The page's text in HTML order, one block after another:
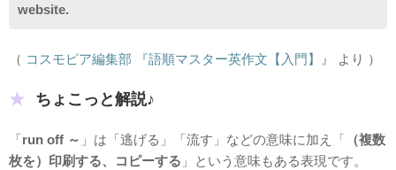
website.
（ コスモピア編集部 『語順マスター英作文【入門】』 より ）
ちょこっと解説♪
「run off ～ 」は「逃げる」「流す」などの意味に加え「 （複数
枚を）印刷する、コピーする 」という意味もある表現です。